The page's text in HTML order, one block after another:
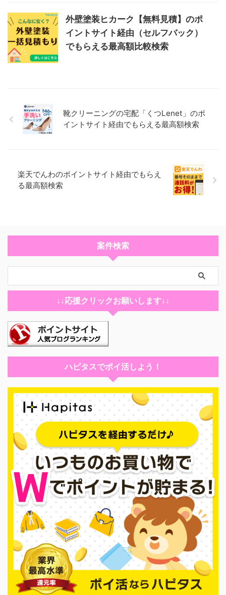
外壁塗装ヒカーク【無料見積】のポ
イントサイト経由（セルフバック）
でもらえる最高額比較検索
靴クリーニングの宅配「くつLenet」のポ
イントサイト経由でもらえる最高額検索
楽天でんわのポイントサイト経由でもらえ
る最高額検索
案件検索
↓↓応援クリックお願いします↓↓
ハピタスでポイ活しよう！